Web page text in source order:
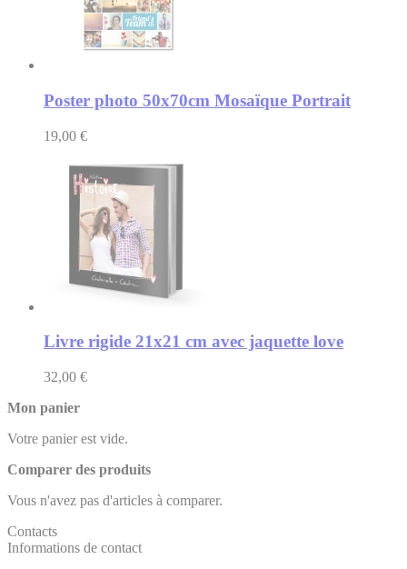
Poster photo 50x70cm Mosaïque Portrait
19,00 €
Livre rigide 21x21 cm avec jaquette love
32,00 €
Mon panier
Votre panier est vide.
Comparer des produits
Vous n'avez pas d'articles à comparer.
Contacts
Informations de contact